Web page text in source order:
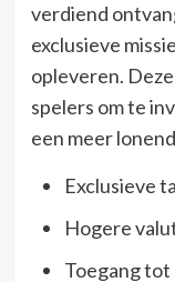
verdiend
exclusieve
opleveren.
spelers om te
een meer
Exclusieve
Hogere
Toegang tot